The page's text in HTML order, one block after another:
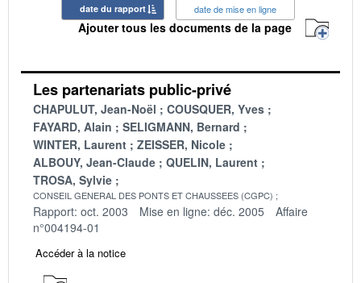
date du rapport date de mise en ligne
Ajouter tous les documents de la page
Les partenariats public-privé
CHAPULUT, Jean-Noël
COUSQUER, Yves
FAYARD, Alain
SELIGMANN, Bernard
WINTER, Laurent
ZEISSER, Nicole
ALBOUY, Jean-Claude
QUELIN, Laurent
TROSA, Sylvie
CONSEIL GENERAL DES PONTS ET CHAUSSEES (CGPC)
Rapport: oct. 2003 Mise en ligne: déc. 2005
Affaire
n°004194-01
Accéder à la notice